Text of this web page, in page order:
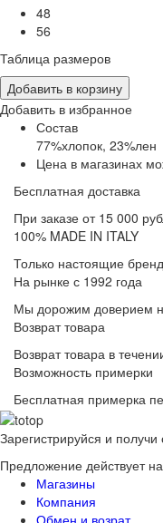
48
56
Таблица размеров
Добавить в корзину
Добавить в избранное
Состав
77%хлопок, 23%лен
Цена в магазинах
Бесплатная доставка
При заказе от 15 000
100% MADE IN ITALY
Только настоящие
На рынке с 1992 года
Мы дорожим доверием
Возврат товара
Возврат товара в
Возможность примерки
Бесплатная примерка
Зарегистрируйся и получи
Предложение действует
Магазины
Компания
Обмен и возрат